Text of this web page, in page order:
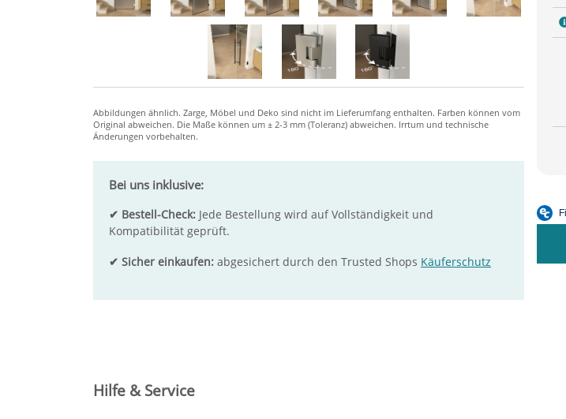
Hilfe & Service
Bei uns inklusive:
✔ Bestell-Check: Jede Bestellung wird auf Vollständigkeit und
Kompatibilität geprüft.
✔ Sicher einkaufen: abgesichert durch den Trusted Shops Käuferschutz